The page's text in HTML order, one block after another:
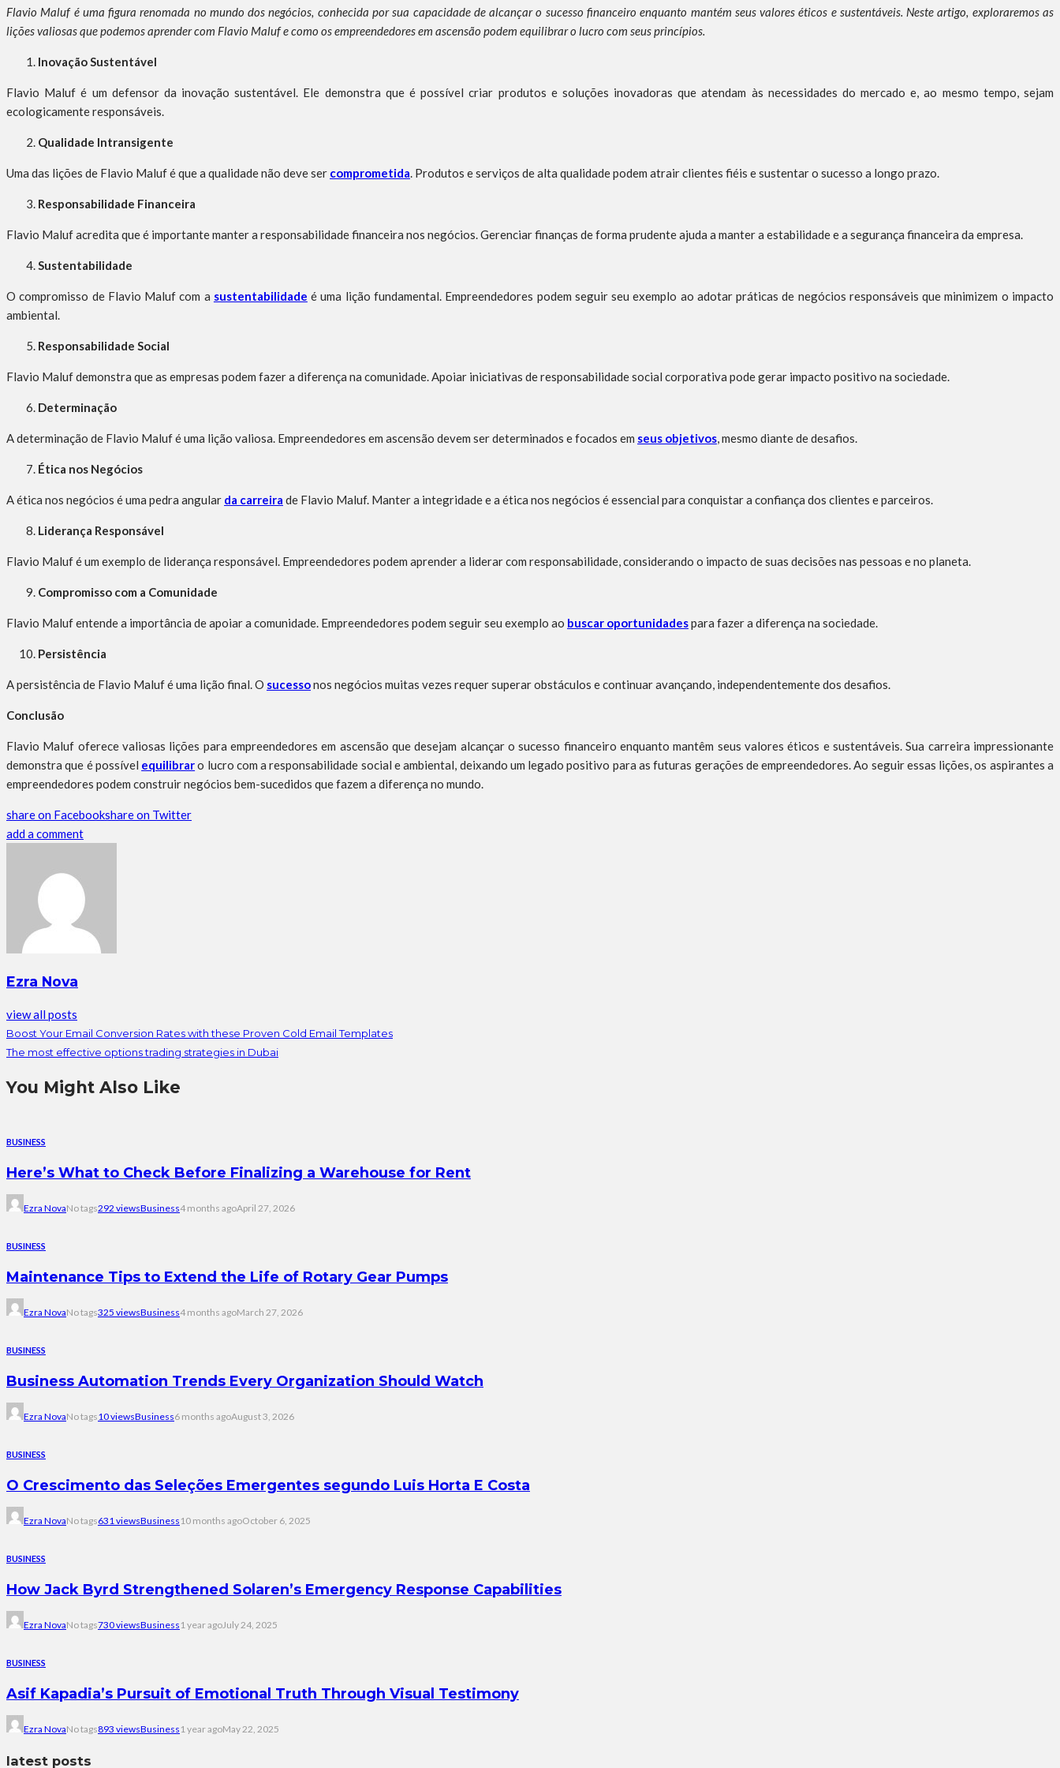
Flavio Maluf é uma figura renomada no mundo dos negócios, conhecida por sua capacidade de alcançar o sucesso financeiro enquanto mantém seus valores éticos e sustentáveis. Neste artigo, exploraremos as
lições valiosas que podemos aprender com Flavio Maluf e como os empreendedores em ascensão podem equilibrar o lucro com seus princípios.
Inovação Sustentável
Flavio Maluf é um defensor da inovação sustentável. Ele demonstra que é possível criar produtos e soluções inovadoras que atendam às necessidades do mercado e, ao mesmo tempo, sejam
ecologicamente responsáveis.
Qualidade Intransigente
Uma das lições de Flavio Maluf é que a qualidade não deve ser comprometida. Produtos e serviços de alta qualidade podem atrair clientes fiéis e sustentar o sucesso a longo prazo.
Responsabilidade Financeira
Flavio Maluf acredita que é importante manter a responsabilidade financeira nos negócios. Gerenciar finanças de forma prudente ajuda a manter a estabilidade e a segurança financeira da empresa.
Sustentabilidade
O compromisso de Flavio Maluf com a sustentabilidade é uma lição fundamental. Empreendedores podem seguir seu exemplo ao adotar práticas de negócios responsáveis que minimizem o impacto
ambiental.
Responsabilidade Social
Flavio Maluf demonstra que as empresas podem fazer a diferença na comunidade. Apoiar iniciativas de responsabilidade social corporativa pode gerar impacto positivo na sociedade.
Determinação
A determinação de Flavio Maluf é uma lição valiosa. Empreendedores em ascensão devem ser determinados e focados em seus objetivos, mesmo diante de desafios.
Ética nos Negócios
A ética nos negócios é uma pedra angular da carreira de Flavio Maluf. Manter a integridade e a ética nos negócios é essencial para conquistar a confiança dos clientes e parceiros.
Liderança Responsável
Flavio Maluf é um exemplo de liderança responsável. Empreendedores podem aprender a liderar com responsabilidade, considerando o impacto de suas decisões nas pessoas e no planeta.
Compromisso com a Comunidade
Flavio Maluf entende a importância de apoiar a comunidade. Empreendedores podem seguir seu exemplo ao buscar oportunidadespara fazer a diferença na sociedade.
Persistência
A persistência de Flavio Maluf é uma lição final. O sucessonos negócios muitas vezes requer superar obstáculos e continuar avançando, independentemente dos desafios.
Conclusão
Flavio Maluf oferece valiosas lições para empreendedores em ascensão que desejam alcançar o sucesso financeiro enquanto mantêm seus valores éticos e sustentáveis. Sua carreira impressionante
demonstra que é possível equilibraro lucro com a responsabilidade social e ambiental, deixando um legado positivo para as futuras gerações de empreendedores. Ao seguir essas lições, os aspirantes a
empreendedores podem construir negócios bem-sucedidos que fazem a diferença no mundo.
share on Facebookshare on Twitter
add a comment
Ezra Nova
view all posts
Boost Your Email Conversion Rates with these Proven Cold Email Templates
The most effective options trading strategies in Dubai
You Might Also Like
BUSINESS
Here’s What to Check Before Finalizing a Warehouse for Rent
Ezra NovaNo tags292 viewsBusiness4 months agoApril 27, 2026
BUSINESS
Maintenance Tips to Extend the Life of Rotary Gear Pumps
Ezra NovaNo tags325 viewsBusiness4 months agoMarch 27, 2026
BUSINESS
Business Automation Trends Every Organization Should Watch
Ezra NovaNo tags10 viewsBusiness6 months agoAugust 3, 2026
BUSINESS
O Crescimento das Seleções Emergentes segundo Luis Horta E Costa
Ezra NovaNo tags631 viewsBusiness 10 months agoOctober 6, 2025
BUSINESS
How Jack Byrd Strengthened Solaren’s Emergency Response Capabilities
Ezra NovaNo tags730 viewsBusiness 1 year agoJuly 24, 2025
BUSINESS
Asif Kapadia’s Pursuit of Emotional Truth Through Visual Testimony
Ezra NovaNo tags893 viewsBusiness 1 year agoMay 22, 2025
latest posts